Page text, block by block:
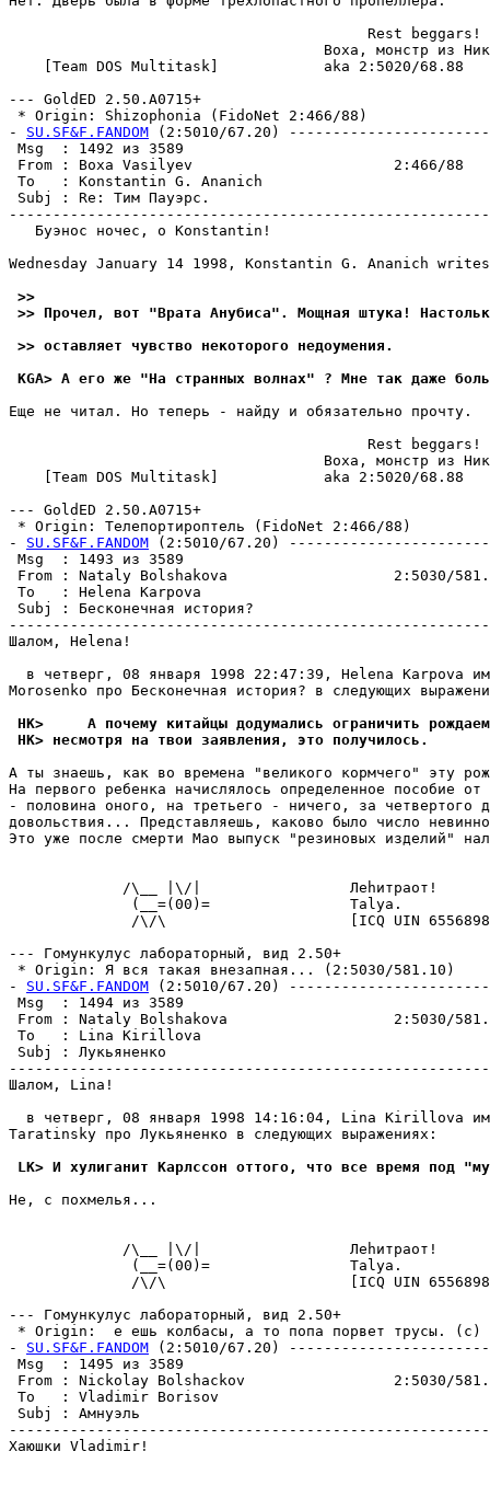
                                         Rest beggars!
Boxa, монстр из
    [Team DOS Multitask]            aka 2:5020/68.88
--- GoldED 2.50.A0715+
* Origin: Shizophonia (FidoNet 2:466/88)
- SU.SF&F.FANDOM (2:5010/67.20)
Msg  : 1492
From : Boxa Vasilyev                       2:466/88
To   : Konstantin G. Ananich
Subj : Re: Тим
   Буэнос ночес, о Konstantin!
Wednesday January 14 1998, Konstantin G. Ananich
>>
>> Прочел, вот "Врата Анубиса". Мощная штука!
>> оставляет чувство некоторого недоумения.
KGA> А его же "На странных волнах" ? Мне так даже
Еще не читал. Но теперь - найду и обязательно прочту.
                                         Rest beggars!
Boxa, монстр из
    [Team DOS Multitask]            aka 2:5020/68.88
--- GoldED 2.50.A0715+
* Origin: Tелепортироптель (FidoNet 2:466/88)
- SU.SF&F.FANDOM (2:5010/67.20)
Msg  : 1493
From : Nataly Bolshakova                   2:5030/
To   : Helena Karpova
Subj : Бесконечная
Шалом, Helena!
в четверг, 08 янваpя 1998 22:47:39, Helena Karpova
Morosenko про Бесконечная истоpия? в следующих
HK>     А почему китайцы додумались ограничить
HK> несмотpя на твои заявления, это получилось.
А ты знаешь, как во времена "великого кормчего" эту
На первого ребенка начислялось определенное пособие
- половина оного, на третьего - ничего, за четвертого
довольствия... Представляешь, каково было число
Это уже после смерти Мао выпуск "резиновых изделий"
             /\__ |\/|                 Леhитраот!
              (__=(00)=                Talya.
/\/\                     [ICQ UIN
--- Гомункулус лабораторный, вид 2.50+
* Origin: Я вся такая внезапная... (2:5030/581.10)
- SU.SF&F.FANDOM (2:5010/67.20)
Msg  : 1494
From : Nataly Bolshakova                   2:5030/
To   : Lina Kirillova
Subj :
Шалом, Lina!
в четверг, 08 янваpя 1998 14:16:04, Lina Kirillova
Taratinsky про Лукьяненко в следующих выражениях:
LK> И хулиганит Карлссон оттого, что все время под
Не, с похмелья...
             /\__ |\/|                 Леhитраот!
              (__=(00)=                Talya.
/\/\                     [ICQ UIN
--- Гомункулус лабораторный, вид 2.50+
* Origin:  е ешь колбасы, а то попа порвет трусы. (с)
- SU.SF&F.FANDOM (2:5010/67.20)
Msg  : 1495
From : Nickolay Bolshackov                 2:5030/
To   : Vladimir Borisov
Subj :
Хаюшки Vladimir!